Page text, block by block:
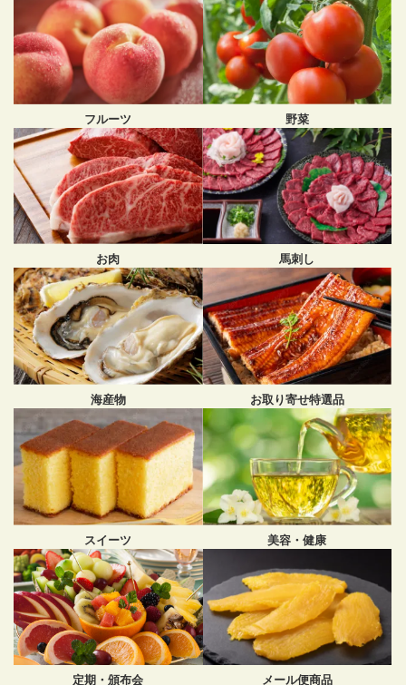
フルーツ 野菜
お肉 馬刺し
海産物 お取り寄せ特選品
スイーツ 美容・健康
定期・頒布会 メール便商品